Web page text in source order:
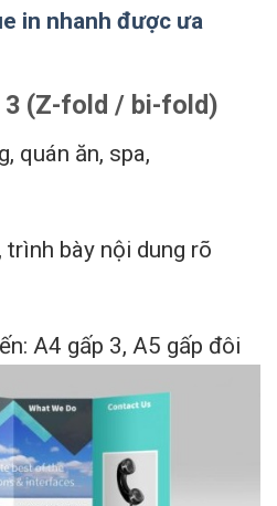
in nhanh được ưa
3 (Z-fold / bi-fold)
quán ăn, spa,
trình bày nội dung rõ
A4 gấp 3, A5 gấp đôi